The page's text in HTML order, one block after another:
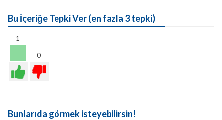
Bu İçeriğe Tepki Ver (en fazla 3 tepki)
1
0
Bunlarıda görmek isteyebilirsin!